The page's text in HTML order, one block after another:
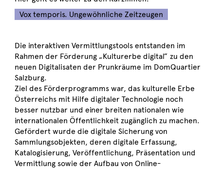
Vox temporis. Ungewöhnliche Zeitzeugen
Die interaktiven Vermittlungstools entstanden im
Rahmen der Förderung „Kulturerbe digital” zu den
neuen Digitalisaten der Prunkräume im DomQuartier
Salzburg.
Ziel des Förderprogramms war, das kulturelle Erbe
Österreichs mit Hilfe digitaler Technologie noch
besser nutzbar und einer breiten nationalen wie
internationalen Öffentlichkeit zugänglich zu machen.
Gefördert wurde die digitale Sicherung von
Sammlungsobjekten, deren digitale Erfassung,
Katalogisierung, Veröffentlichung, Präsentation und
Vermittlung sowie der Aufbau von Online-